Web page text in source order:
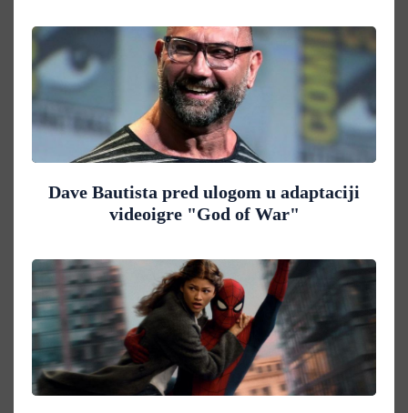
Dave Bautista pred ulogom u adaptaciji
videoigre "God of War"